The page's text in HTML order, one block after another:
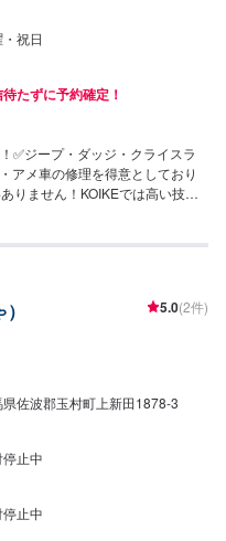
・祝日
たずに予約確定！
✅ジープ・ダッジ・クライスラ
アメ車の修理を得意としており
りません！KOIKEでは高い技術
グ修正機SERIE100の両方を所
5.0(2件)
県佐波郡玉村町上新田1878-3
止中
止中